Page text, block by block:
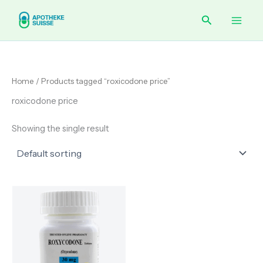
content
Search
Home / Products tagged “roxicodone price”
roxicodone price
Showing the single result
€ 220.00
through
€ 420.00